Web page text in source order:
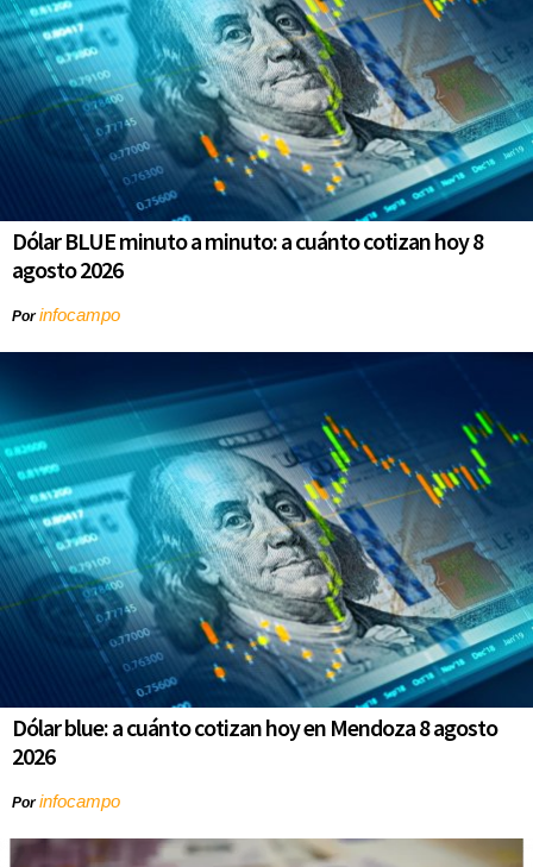
Dólar BLUE minuto a minuto: a cuánto cotizan hoy 8
agosto 2026
Porinfocampo
Dólar blue: a cuánto cotizan hoy en Mendoza 8 agosto
2026
Porinfocampo